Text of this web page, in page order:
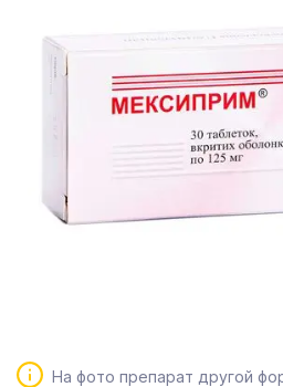
На фото препарат другой